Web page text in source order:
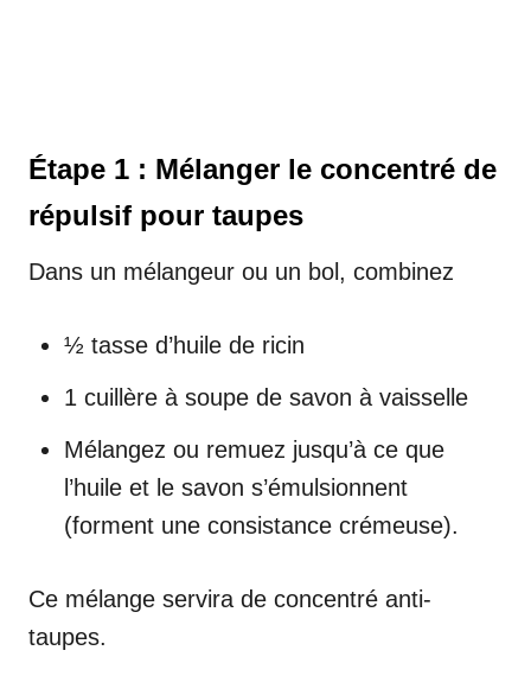
Étape 1 : Mélanger le concentré de
répulsif pour taupes
Dans un mélangeur ou un bol, combinez
½ tasse d’huile de ricin
1 cuillère à soupe de savon à vaisselle
Mélangez ou remuez jusqu’à ce que
l’huile et le savon s’émulsionnent
(forment une consistance crémeuse).
Ce mélange servira de concentré anti-
taupes.